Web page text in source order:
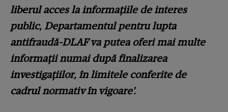
liberul acces la informațiile de interes
public, Departamentul pentru lupta
antifraudă-DLAF va putea oferi mai multe
informații numai după finalizarea
investigațiilor, în limitele conferite de
cadrul normativ în vigoare'.